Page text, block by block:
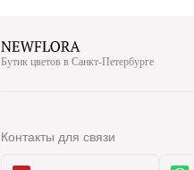
Бутик цветов в Санкт-Петербурге
Контакты для связи